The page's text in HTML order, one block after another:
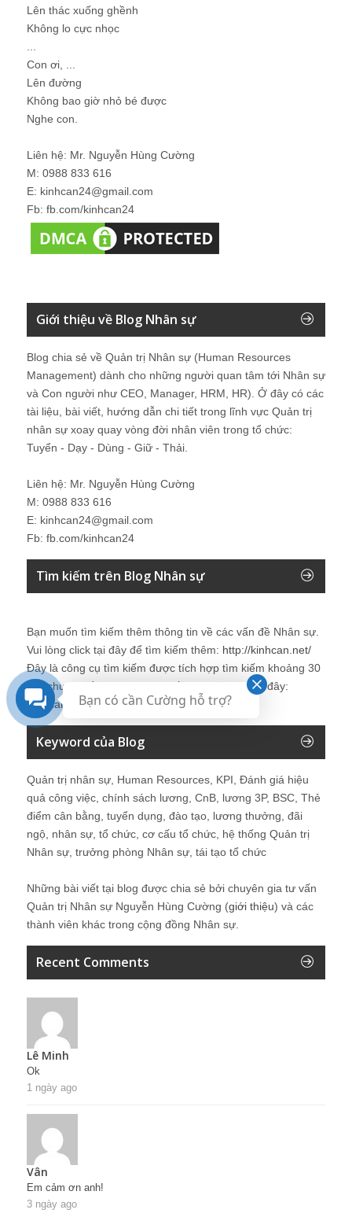
Lên thác xuống ghềnh
Không lo cực nhọc
Con ơi, ...
Lên đường
Không bao giờ nhỏ bé được
Nghe con.
Liên hệ: Mr. Nguyễn Hùng Cường
M: 0988 833 616
E: kinhcan24@gmail.com
Fb: fb.com/kinhcan24
Giới thiệu về Blog Nhân sự
Blog chia sẻ về Quản trị Nhân sự (Human Resources
Management) dành cho những người quan tâm tới Nhân sự
và Con người như CEO, Manager, HRM, HR). Ở đây có các
tài liệu, bài viết, hướng dẫn chi tiết trong lĩnh vực Quản trị
nhân sự xoay quay vòng đời nhân viên trong tổ chức:
Tuyển - Dạy - Dùng - Giữ - Thải.
Liên hệ: Mr. Nguyễn Hùng Cường
M: 0988 833 616
E: kinhcan24@gmail.com
Fb: fb.com/kinhcan24
Tìm kiếm trên Blog Nhân sự
Bạn muốn tìm kiếm thêm thông tin về các vấn đề Nhân sự
Vui lòng click tại đây để tìm kiếm thêm: http://kinhcan.net/
Đây là công cụ tìm kiếm được tích hợp tìm kiếm khoảng 30
site chuyên vềnhân sự. Chi tiết vui lòng click tại đây:
Kinhcan24′s Search
Keyword của Blog
Quản trị nhân sự, Human Resources, KPI, Đánh giá hiệu
quả công việc, chính sách lương, CnB, lương 3P, BSC, Thẻ
điểm cân bằng, tuyển dụng, đào tạo, lương thưởng, đãi
ngộ, nhân sự, tổ chức, cơ cấu tổ chức, hệ thống Quản trị
Nhân sự, trưởng phòng Nhân sự, tái tạo tổ chức
Những bài viết tại blog được chia sẻ bởi chuyên gia tư vấn
Quản trị Nhân sự Nguyễn Hùng Cường (giới thiệu) và các
thành viên khác trong cộng đồng Nhân sự.
Recent Comments
Lê Minh
Ok
1 ngày ago
Vân
Em cảm ơn anh!
3 ngày ago
Bạn có cần Cường hỗ trợ?